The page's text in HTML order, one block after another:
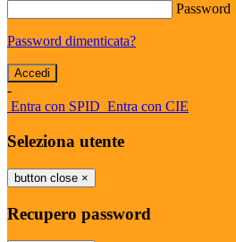
Password
Password dimenticata?
-
Entra con SPID Entra con CIE
Seleziona utente
button close ×
Recupero password